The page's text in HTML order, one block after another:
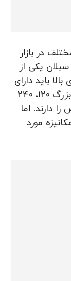
در بازار
یکی از
باید دارای
مخزنی بزرگ و مقاوم باشد. سطل های بزرگ 120، 240
را دارند. اما
تخلیه مکانیزه مورد